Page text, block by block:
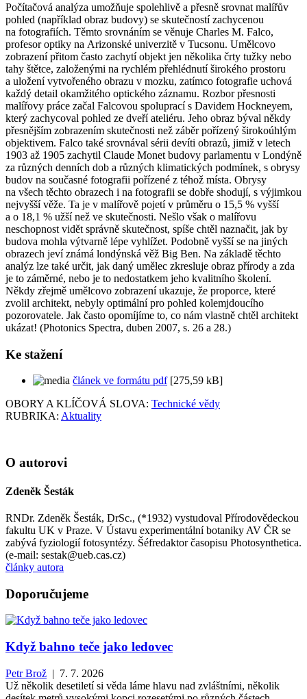
Počítačová analýza umožňuje spolehlivě a přesně srovnat malířův
pohled (například obraz budovy) se skutečností zachycenou
na fotografiích. Těmto srovnáním se věnuje Charles M. Falco,
profesor optiky na Arizonské univerzitě v Tucsonu. Umělcovo
zobrazení přitom často zachytí objekt jen několika črty tužky nebo
tahy štětce, založenými na rychlém přehlédnutí širokého prostoru
a uložení vytvořeného obrazu v mozku, zatímco fotografie uchová
každý detail okamžitého optického záznamu. Rozbor přesnosti
malířovy práce začal Falcovou spoluprací s Davidem Hockneyem,
který zachycoval pohled ze dveří ateliéru. Jeho obraz býval někdy
přesnějším zobrazením skutečnosti než záběr pořízený širokoúhlým
objektivem. Falco také srovnával sérii devíti obrazů, jimiž v letech
1903 až 1905 zachytil Claude Monet budovy parlamentu v Londýně
za různých denních dob a různých klimatických podmínek, s obrysy
budov na současné fotografii pořízené z téhož místa. Obrysy
na všech těchto obrazech i na fotografii se dobře shodují, s výjimkou
nejvyšší věže. Ta je v malířově pojetí v průměru o 15,5 % vyšší
a o 18,1 % užší než ve skutečnosti. Nešlo však o malířovu
neschopnost vidět správně skutečnost, spíše chtěl naznačit, jak by
budova mohla výtvarně lépe vyhlížet. Podobně vyšší se na jiných
obrazech jeví známá londýnská věž Big Ben. Na základě těchto
analýz lze také určit, jak daný umělec zkresluje obraz přírody a zda
je to záměrné, nebo je to nedostatkem jeho kvalitního školení.
Někdy zřejmě umělcovo zobrazení ukazuje, že proporce, které
zvolil architekt, nebyly optimální pro pohled kolemjdoucího
pozorovatele. Jak často opomíjíme to, co nám vlastně chtěl architekt
ukázat! (Photonics Spectra, duben 2007, s. 26 a 28.)
Ke stažení
článek ve formátu pdf[275,59 kB]
OBORY A KLÍČOVÁ SLOVA: Technické vědy
RUBRIKA: Aktuality
O autorovi
Zdeněk Šesták
RNDr. Zdeněk Šesták, DrSc., (*1932) vystudoval Přírodovědeckou
fakultu UK v Praze. V Ústavu experimentální botaniky AV ČR se
zabývá fyziologií fotosyntézy. Šéfredaktor časopisu Photosynthetica.
(e-mail: sestak@ueb.cas.cz)
články autora
Doporučujeme
Když bahno teče jako ledovec
Petr Brož | 7. 7. 2026
Už několik desetiletí si věda láme hlavu nad zvláštními, několik